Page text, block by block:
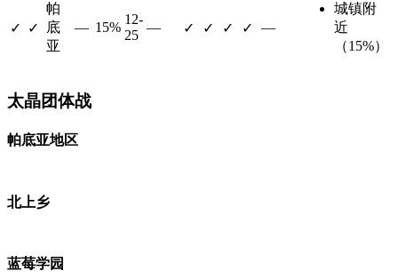
✓ ✓
帕
底
亚
— 15%
12-
25
— ✓ ✓ ✓ ✓ —
城镇附
近
（15%）
太晶团体战
帕底亚地区
北上乡
蓝莓学园